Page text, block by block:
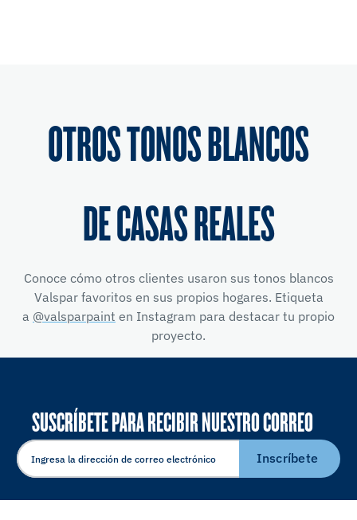
OTROS TONOS BLANCOS
DE CASAS REALES
Conoce cómo otros clientes usaron sus tonos blancos
Valspar favoritos en sus propios hogares. Etiqueta
a @valsparpaint en Instagram para destacar tu propio
proyecto.
SUSCRÍBETE PARA RECIBIR NUESTRO CORREO
ELECTRÓNICO
Inscríbete